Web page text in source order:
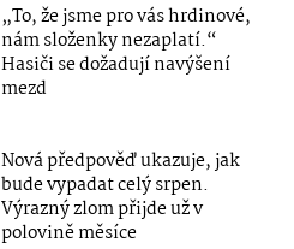
„To, že jsme pro vás hrdinové,
nám složenky nezaplatí.“
Hasiči se dožadují navýšení
mezd
Nová předpověď ukazuje, jak
bude vypadat celý srpen.
Výrazný zlom přijde už v
polovině měsíce